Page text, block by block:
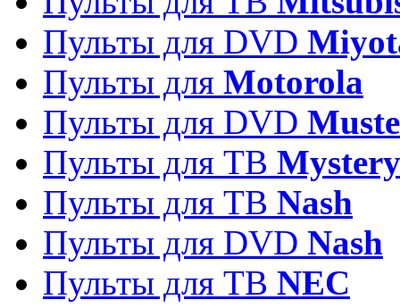
Пульты для DVD
Пульты для Motorola
Пульты для DVD
Пульты для ТВ Mystery
Пульты для ТВ Nash
Пульты для DVD Nash
Пульты для ТВ NEC